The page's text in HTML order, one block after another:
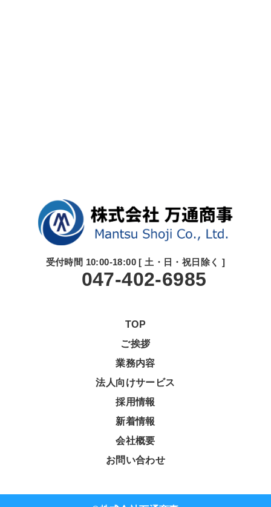
受付時間 10:00-18:00 [ 土・日・祝日除く ]
047-402-6985
TOP
ご挨拶
業務内容
法人向けサービス
採用情報
新着情報
会社概要
お問い合わせ